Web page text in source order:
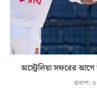
অস্ট্রেলিয়া সফরের আগে
প্রকাশ: